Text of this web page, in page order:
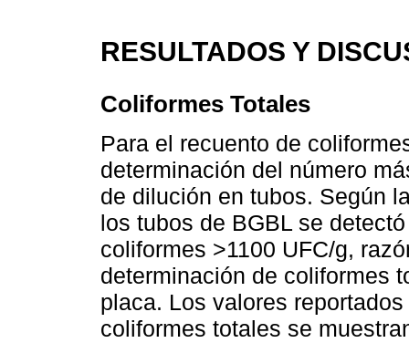
RESULTADOS Y
Coliformes Totales
Para el recuento de
determinación del número
de dilución en tubos. Según
los tubos de BGBL se
coliformes >1100 UFC/g,
determinación de coliformes
placa. Los valores
coliformes totales se